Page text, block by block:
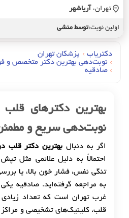
تهران، آرياشهر
اولین نوبت:توسط منشی
دکتریاب › پزشکان تهران
› نوبت‌دهی بهترین دکتر متخصص و
› صادقیه
بهترین دکترهای قلب
نوبت‌دهی سریع و
اگر به دنبال بهترین دکتر قلب
احتمالاً به دلیل علائمی مثل
تنگی نفس، فشار خون بالا، یا
به مراجعه گرفته‌اید. صادقیه
غرب تهران است که تعداد
قلب، کلینیک‌های تشخیصی و